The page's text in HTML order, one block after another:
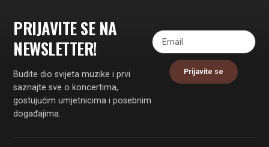
PRIJAVITE SE NA
NEWSLETTER!
Budite dio svijeta muzike i prvi
saznajte sve o koncertima,
gostujućim umjetnicima i posebnim
događajima.
Prijavite se